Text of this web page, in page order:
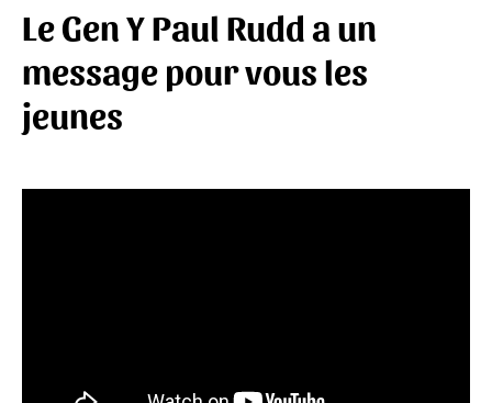
Le Gen Y Paul Rudd a un
message pour vous les
jeunes